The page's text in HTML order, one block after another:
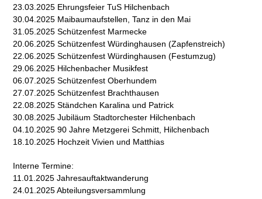
23.03.2025 Ehrungsfeier TuS Hilchenbach
30.04.2025 Maibaumaufstellen, Tanz in den Mai
31.05.2025 Schützenfest Marmecke
20.06.2025 Schützenfest Würdinghausen (Zapfenstreich)
22.06.2025 Schützenfest Würdinghausen (Festumzug)
29.06.2025 Hilchenbacher Musikfest
06.07.2025 Schützenfest Oberhundem
27.07.2025 Schützenfest Brachthausen
22.08.2025 Ständchen Karalina und Patrick
30.08.2025 Jubiläum Stadtorchester Hilchenbach
04.10.2025 90 Jahre Metzgerei Schmitt, Hilchenbach
18.10.2025 Hochzeit Vivien und Matthias
Interne Termine:
11.01.2025 Jahresauftaktwanderung
24.01.2025 Abteilungsversammlung